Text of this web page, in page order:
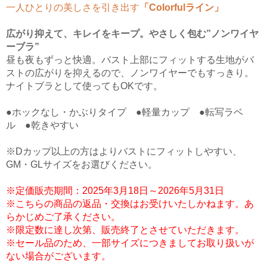
一人ひとりの美しさを引き出す 「Colorfulライン」
広がり抑えて、キレイをキープ。やさしく包む”ノンワイヤ
ーブラ”
昼も夜もずっと快適。バスト上部にフィットする生地がバ
ストの広がりを抑えるので、ノンワイヤーでもすっきり。
ナイトブラとして使ってもOKです。
●ホックなし・かぶりタイプ ●軽量カップ ●転写ラベ
ル ●乾きやすい
※Dカップ以上の方はよりバストにフィットしやすい、
GM・GLサイズをお選びください。
※定価販売期間：2025年3月18日～2026年5月31日
※こちらの商品の返品・交換はお受けいたしかねます。あ
らかじめご了承ください。
※限定数に達し次第、販売終了とさせていただきます。
※セール品のため、一部サイズにつきましてお取り扱いが
ない場合がございます。